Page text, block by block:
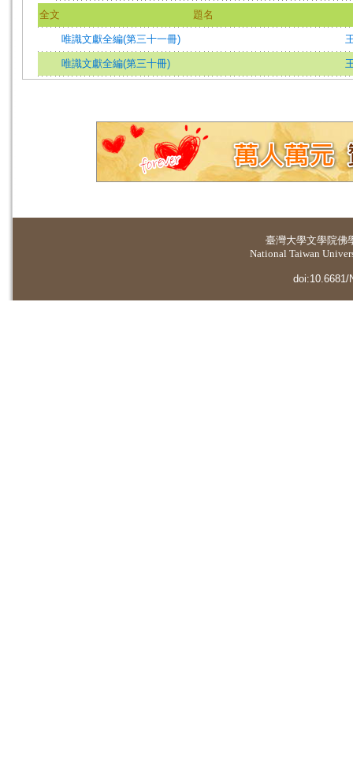
全文 題名
唯識文獻全編(第三十一冊)
唯識文獻全編(第三十冊)
臺灣大學文學院佛
National Taiwan
doi:10.6681/